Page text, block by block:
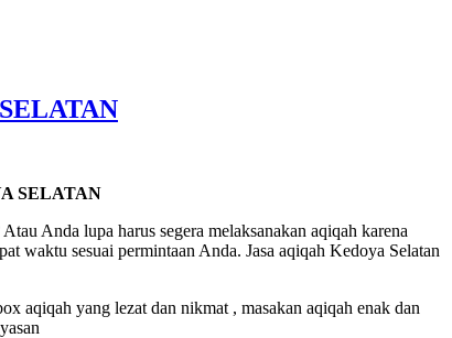
SELATAN
Anda lupa harus segera melaksanakan aqiqah karena
waktu sesuai permintaan Anda. Jasa aqiqah Kedoya Selatan
aqiqah yang lezat dan nikmat , masakan aqiqah enak dan